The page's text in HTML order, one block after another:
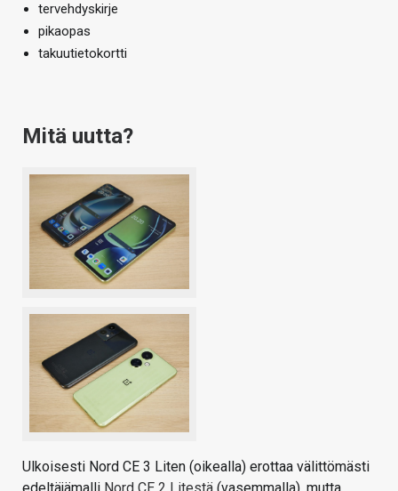
tervehdyskirje
pikaopas
takuutietokortti
Mitä uutta?
Ulkoisesti Nord CE 3 Liten (oikealla) erottaa välittömästi